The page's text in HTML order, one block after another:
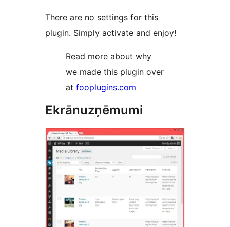
There are no settings for this
plugin. Simply activate and enjoy!
Read more about why
we made this plugin over
at fooplugins.com
Ekrānuzņēmumi